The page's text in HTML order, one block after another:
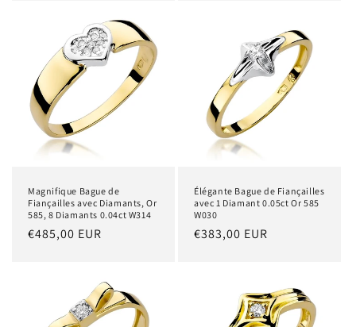
Magnifique Bague de
Fiançailles avec Diamants, Or
585, 8 Diamants 0.04ct W314
Prix
€485,00 EUR
Élégante Bague de Fiançailles
avec 1 Diamant 0.05ct Or 585
W030
Prix
€383,00 EUR